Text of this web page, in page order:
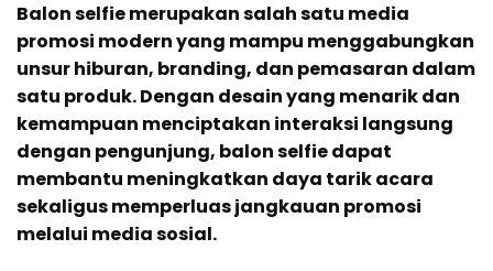
Balon selfie merupakan salah satu media
promosi modern yang mampu menggabungkan
unsur hiburan, branding, dan pemasaran dalam
satu produk. Dengan desain yang menarik dan
kemampuan menciptakan interaksi langsung
dengan pengunjung, balon selfie dapat
membantu meningkatkan daya tarik acara
sekaligus memperluas jangkauan promosi
melalui media sosial.